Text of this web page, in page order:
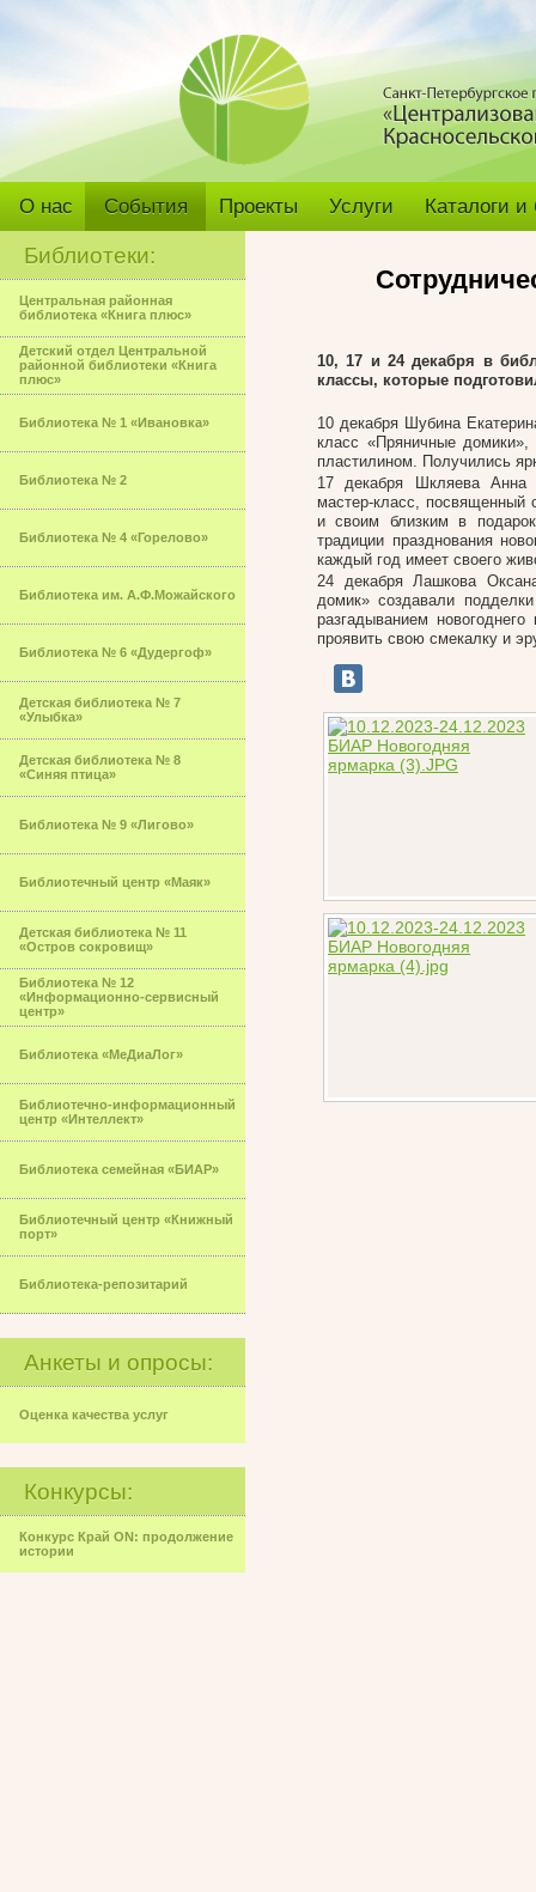
О нас События Проекты Услуги Каталоги
Библиотеки:
Центральная районная
библиотека «Книга плюс»
Детский отдел Центральной
районной библиотеки «Книга
плюс»
Библиотека № 1 «Ивановка»
Библиотека № 2
Библиотека № 4 «Горелово»
Библиотека им. А.Ф.Можайского
Библиотека № 6 «Дудергоф»
Детская библиотека № 7
«Улыбка»
Детская библиотека № 8
«Синяя птица»
Библиотека № 9 «Лигово»
Библиотечный центр «Маяк»
Детская библиотека № 11
«Остров сокровищ»
Библиотека № 12
«Информационно-сервисный
центр»
Библиотека «МеДиаЛог»
Библиотечно-информационный
центр «Интеллект»
Библиотека семейная «БИАР»
Библиотечный центр «Книжный
порт»
Библиотека-репозитарий
Анкеты и опросы:
Оценка качества услуг
Конкурсы:
Конкурс Край ON: продолжение
истории
10, 17 и 24 декабря в
классы, которые
10 декабря Шубина
класс «Пряничные
пластилином. Получились
17 декабря Шкляева Анна
мастер-класс, посвященный
и своим близким в
традиции празднования
каждый год имеет своего
24 декабря Лашкова
домик» создавали
разгадыванием
проявить свою смекалку и